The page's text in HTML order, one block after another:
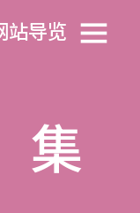
站导览
集